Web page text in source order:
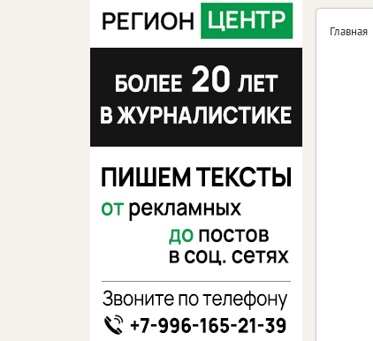
Главная